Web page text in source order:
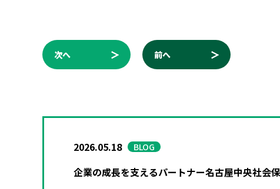
次へ 前へ
2026.05.18 BLOG
企業の成長を支えるパートナー――名古屋中央社